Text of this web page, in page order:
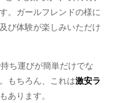
。ガールフレンドの様に
び体験が楽しみいただけ
ち運びが簡単だけでな
もちろん、これは激安ラ
あります。